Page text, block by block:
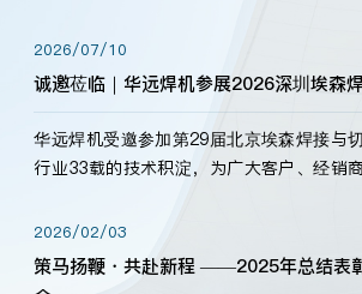
标准，持之以恒研发新产品、新技术。新
海内外客户为目睹公司发布的新产…
2026/07/10
诚邀莅临｜华远焊机参展2026深圳埃森
华远焊机受邀参加第29届北京埃森焊接与
行业33载的技术积淀，为广大客户、经销
2026/02/03
策马扬鞭・共赴新程 ——2025年总结表